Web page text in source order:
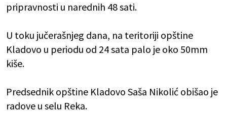
pripravnosti u narednih 48 sati.
U toku jučerašnjeg dana, na teritoriji opštine
Kladovo u periodu od 24 sata palo je oko 50mm
kiše.
Predsednik opštine Kladovo Saša Nikolić obišao je
radove u selu Reka.